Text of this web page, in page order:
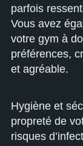
parfois
Vous avez
votre gym à
préférences,
et agréable.
Hygiène et
propreté de
risques